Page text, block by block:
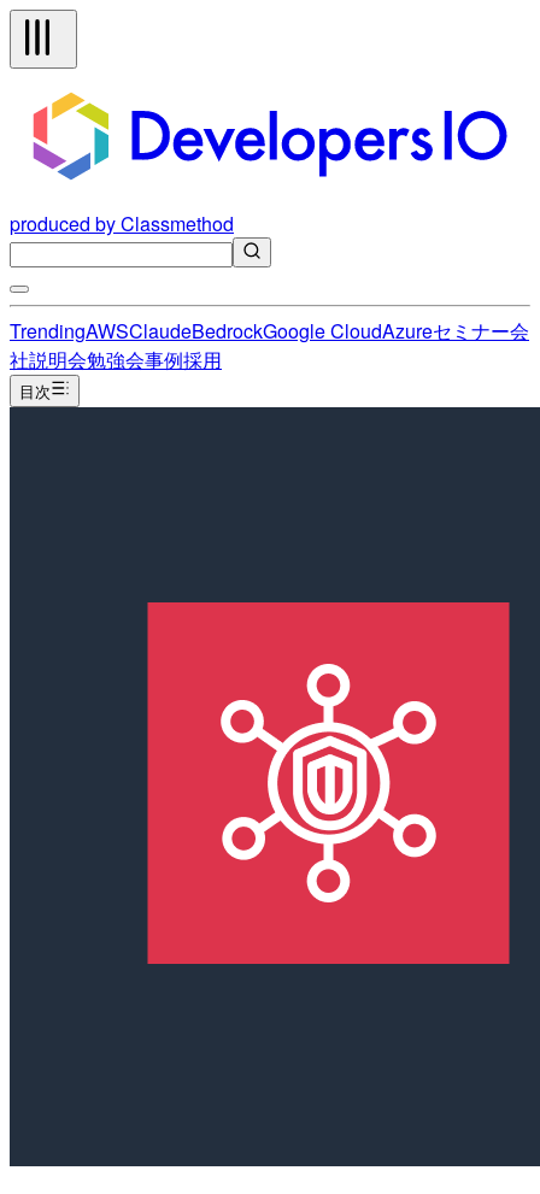
produced by Classmethod
TrendingAWSClaudeBedrockGoogle CloudAzureセミナー会
社説明会勉強会事例採用
目次